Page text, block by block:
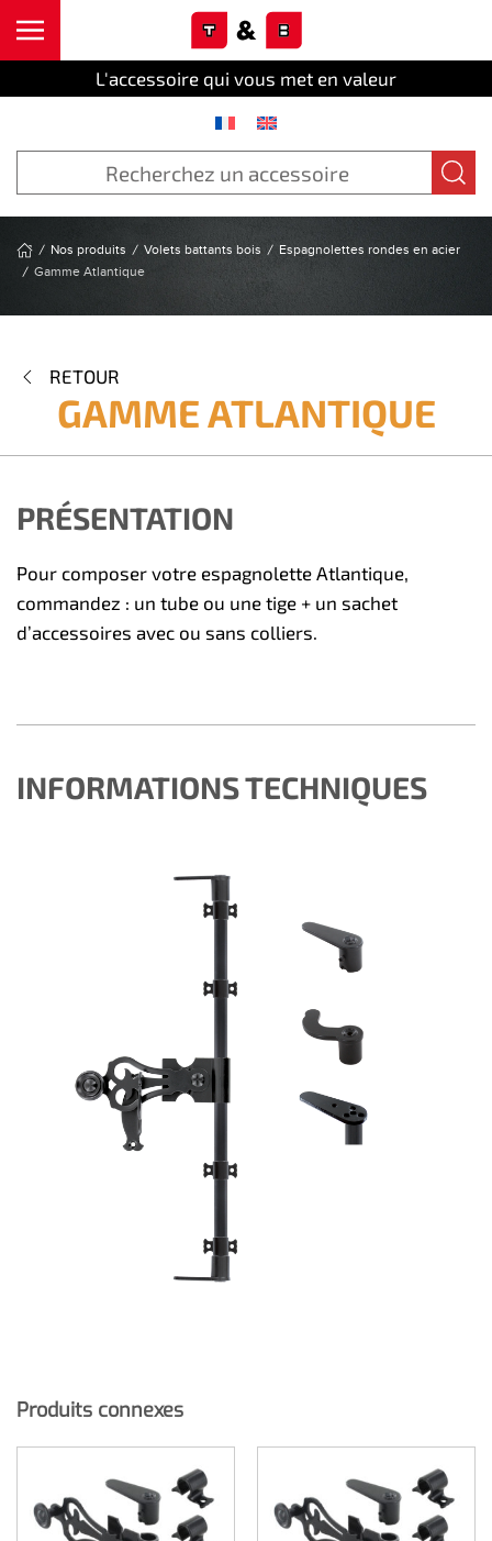
L'accessoire qui vous met en valeur
Nos produits Volets battants bois
Espagnolettes rondes en acier
Gamme Atlantique
RETOUR
GAMME ATLANTIQUE
PRÉSENTATION
Pour composer votre espagnolette Atlantique,
commandez : un tube ou une tige + un sachet
d’accessoires avec ou sans colliers.
INFORMATIONS TECHNIQUES
Produits connexes
Cookies management panel